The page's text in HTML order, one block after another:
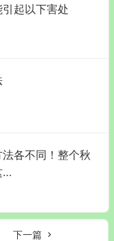
起以下害处
各不同！整个秋
…
下一篇